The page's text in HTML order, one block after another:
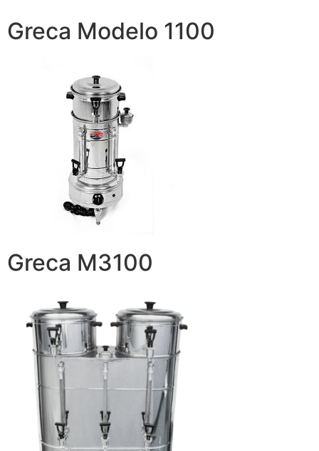
Greca Modelo 1100
Greca M3100